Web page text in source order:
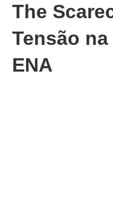
The
Tensão
ENA